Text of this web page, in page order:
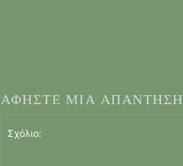
ΑΦΗΣΤΕ ΜΙΑ ΑΠΑΝΤΗΣΗ